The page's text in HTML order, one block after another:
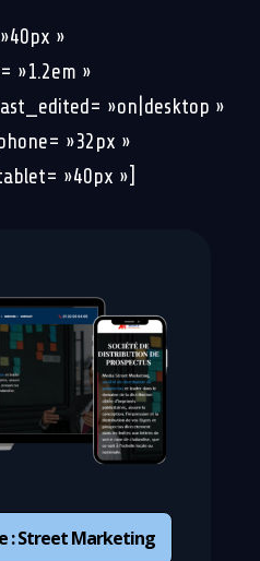
»
»1.2em »
»on|desktop »
»32px »
»40px »]
: Street Marketing